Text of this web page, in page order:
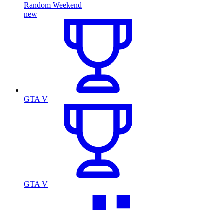
Random Weekend
new
GTA V
GTA V